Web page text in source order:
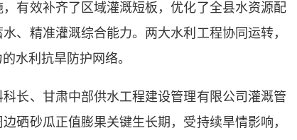
有效补齐了区域灌溉短板，优化了全县水资源配
、精准灌溉综合能力。两大水利工程协同运转，
水利抗旱防护网络。
、甘肃中部供水工程建设管理有限公司灌溉管
硒砂瓜正值膨果关键生长期，受持续旱情影响，